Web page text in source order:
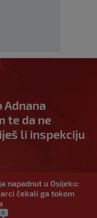
Adnana
te da ne
li inspekciju
napadnut u Osijeku:
čekali ga tokom
0